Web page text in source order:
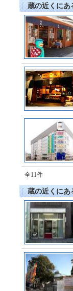
蔵の近くにあ
全11件
蔵の近くにあ